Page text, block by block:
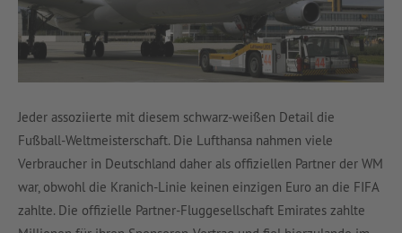
Jeder assoziierte mit diesem schwarz-weißen Detail die
Fußball-Weltmeisterschaft. Die Lufthansa nahmen viele
Verbraucher in Deutschland daher als offiziellen Partner der WM
war, obwohl die Kranich-Linie keinen einzigen Euro an die FIFA
zahlte. Die offizielle Partner-Fluggesellschaft Emirates zahlte